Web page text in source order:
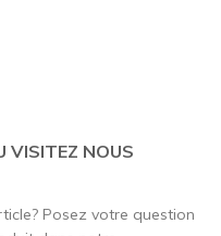
VISITEZ NOUS
Posez votre question